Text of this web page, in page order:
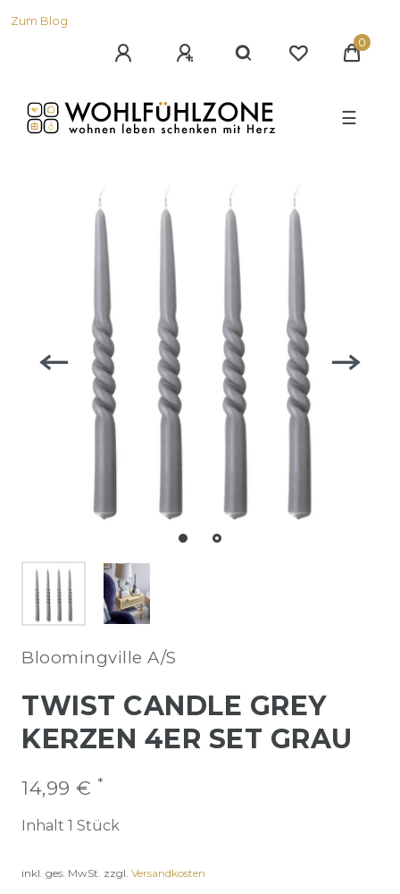
Zum Blog
0
☰
Bloomingville A/S
TWIST CANDLE GREY
KERZEN 4ER SET GRAU
14,99 € *
Inhalt 1 Stück
inkl. ges. MwSt. zzgl. Versandkosten